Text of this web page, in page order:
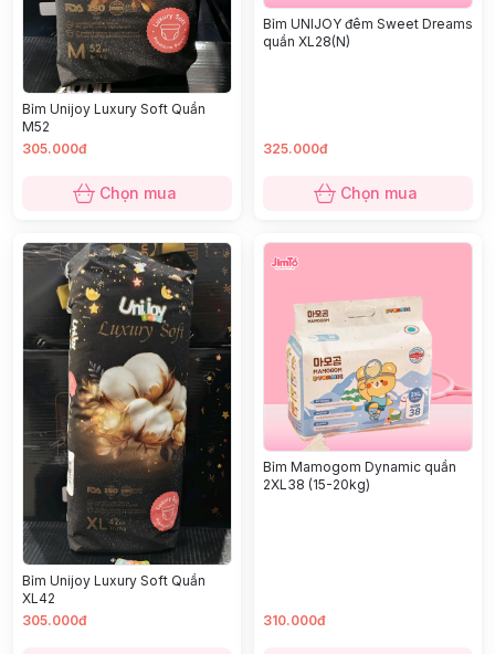
Bỉm Unijoy Luxury Soft Quần
M52
305.000đ
Chọn mua
Bỉm UNIJOY đêm Sweet Dreams
quần XL28(N)
325.000đ
Chọn mua
Bỉm Unijoy Luxury Soft Quần
XL42
305.000đ
Bỉm Mamogom Dynamic quần
2XL38 (15-20kg)
310.000đ